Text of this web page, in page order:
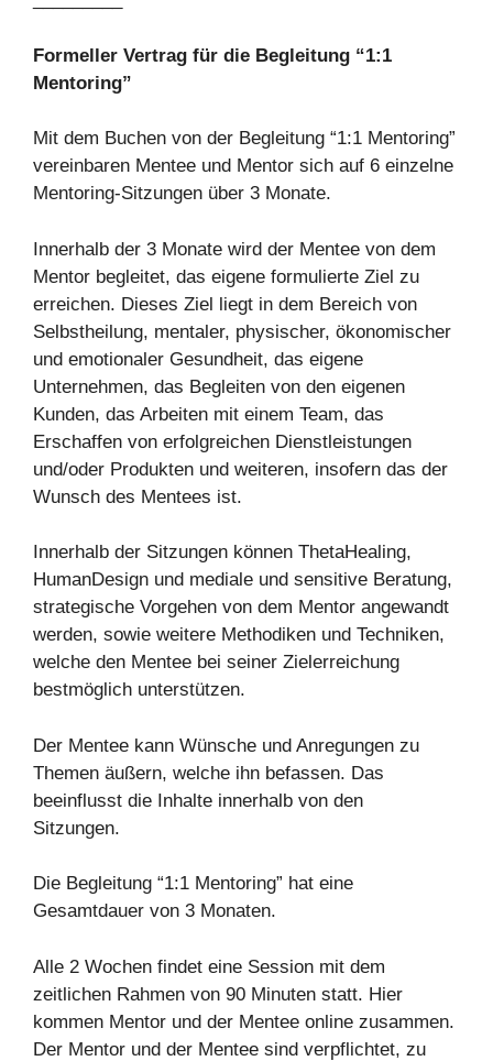
Formeller Vertrag für die Begleitung “1:1
Mentoring”
Mit dem Buchen von der Begleitung “1:1 Mentoring”
vereinbaren Mentee und Mentor sich auf 6 einzelne
Mentoring-Sitzungen über 3 Monate.
Innerhalb der 3 Monate wird der Mentee von dem
Mentor begleitet, das eigene formulierte Ziel zu
erreichen. Dieses Ziel liegt in dem Bereich von
Selbstheilung, mentaler, physischer, ökonomischer
und emotionaler Gesundheit, das eigene
Unternehmen, das Begleiten von den eigenen
Kunden, das Arbeiten mit einem Team, das
Erschaffen von erfolgreichen Dienstleistungen
und/oder Produkten und weiteren, insofern das der
Wunsch des Mentees ist.
Innerhalb der Sitzungen können ThetaHealing,
HumanDesign und mediale und sensitive Beratung,
strategische Vorgehen von dem Mentor angewandt
werden, sowie weitere Methodiken und Techniken,
welche den Mentee bei seiner Zielerreichung
bestmöglich unterstützen.
Der Mentee kann Wünsche und Anregungen zu
Themen äußern, welche ihn befassen. Das
beeinflusst die Inhalte innerhalb von den
Sitzungen.
Die Begleitung “1:1 Mentoring” hat eine
Gesamtdauer von 3 Monaten.
Alle 2 Wochen findet eine Session mit dem
zeitlichen Rahmen von 90 Minuten statt. Hier
kommen Mentor und der Mentee online zusammen.
Der Mentor und der Mentee sind verpflichtet, zu